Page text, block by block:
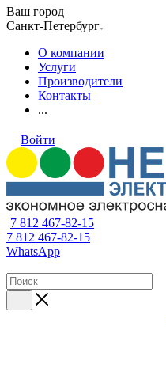
Ваш город
Санкт-Петербург
О компании
Услуги
Производители
Контакты
...
Войти
7 812 467-82-15
7 812 467-82-15
WhatsApp